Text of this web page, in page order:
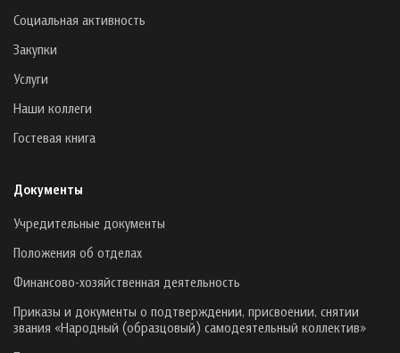
Социальная активность
Закупки
Услуги
Наши коллеги
Гостевая книга
Документы
Учредительные документы
Положения об отделах
Финансово-хозяйственная деятельность
Приказы и документы о подтверждении, присвоении, снятии
звания «Народный (образцовый) самодеятельный коллектив»